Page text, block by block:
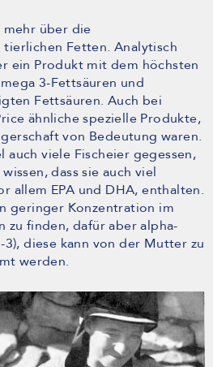
über die
Fetten. Analytisch
ein Produkt mit dem höchsten
3-Fettsäuren und
Fettsäuren. Auch bei
ähnliche spezielle Produkte,
von Bedeutung waren.
auch viele Fischeier gegessen,
dass sie auch viel
allem EPA und DHA, enthalten.
geringer Konzentration im
zu finden, dafür aber alpha-
3), diese kann von der Mutter zu
werden.